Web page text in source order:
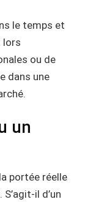
le temps et
lors
ou de
dans une
un
portée réelle
il d’un